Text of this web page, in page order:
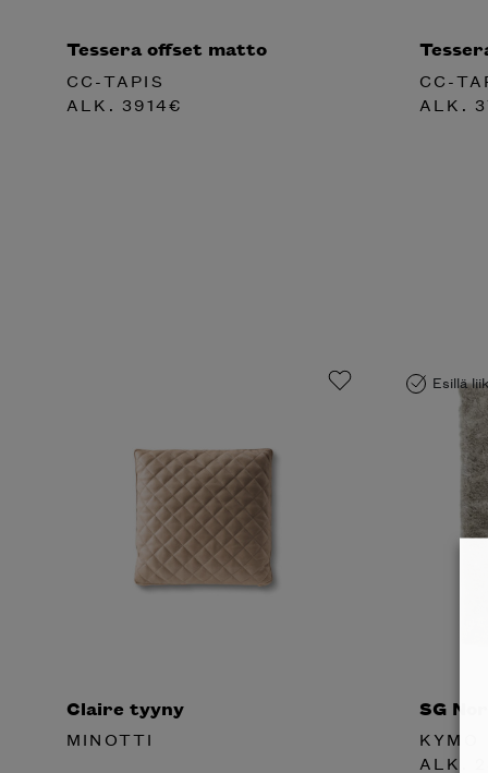
Tessera offset matto
CC-TAPIS
ALK. 3914€
CC-
ALK.
Claire tyyny
MINOTTI
Esillä
SG
KYMO
ALK.